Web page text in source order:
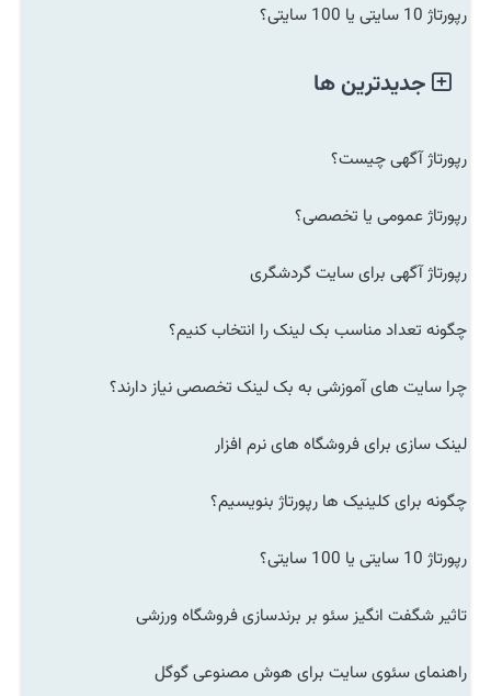
رپورتاژ 10 سایتی یا 100 سایتی؟
جدیدترین ها
رپورتاژ آگهی چیست؟
رپورتاژ عمومی یا تخصصی؟
رپورتاژ آگهی برای سایت گردشگری
چگونه تعداد مناسب بک لینک را انتخاب کنیم؟
چرا سایت های آموزشی به بک لینک تخصصی نیاز دارند؟
لینک سازی برای فروشگاه های نرم افزار
چگونه برای کلینیک ها رپورتاژ بنویسیم؟
رپورتاژ 10 سایتی یا 100 سایتی؟
تاثیر شگفت انگیز سئو بر برندسازی فروشگاه ورزشی
راهنمای سئوی سایت برای هوش مصنوعی گوگل